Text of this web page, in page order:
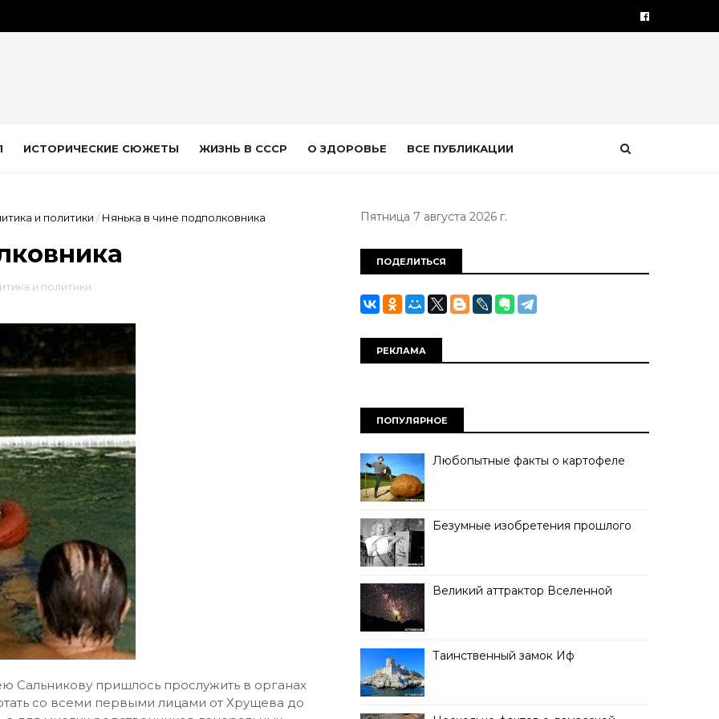
ИСТОРИЧЕСКИЕ СЮЖЕТЫ ЖИЗНЬ В СССР О ЗДОРОВЬЕ ВСЕ ПУБЛИКАЦИИ
и политики / Нянька в чине подполковника
и политики
Сальникову пришлось прослужить в органах
со всеми первыми лицами от Хрущева до
Пятница 7 августа 2026 г.
ПОДЕЛИТЬСЯ
РЕКЛАМА
ПОПУЛЯРНОЕ
Любопытные факты о картофеле
Безумные изобретения прошлого
Великий аттрактор Вселенной
Таинственный замок Иф